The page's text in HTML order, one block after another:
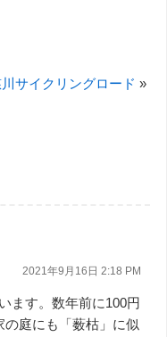
サイクリングロード »
2021年9月16日 2:18 PM
ます。数年前に100円
の庭にも「薮枯」に似